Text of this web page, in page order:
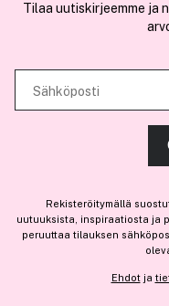
räätälöimiseen, sosiaalisen
käytät sivustoamme.
Olemme osaBrandsdal
Jos haluat
Tilaa uutiskirjeemme ja
Sähköposti
Rekisteröitymällä
uutuuksista, inspiraatiosta ja
peruuttaa tilauksen
Ehdotja